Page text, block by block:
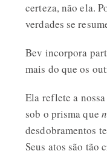
certeza, não ela.
verdades se
Bev incorpora
mais do que os
Ela reflete a
sob o prisma que
desdobramentos
Seus atos são tão